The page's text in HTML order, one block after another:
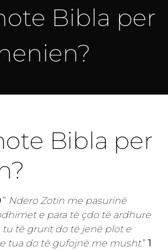
Bibla per
Bibla per
” Ndero Zotin me pasurinë
e para të çdo të ardhure
tu të grurit do të jenë plot e
tua do të gufojnë me musht.” 1